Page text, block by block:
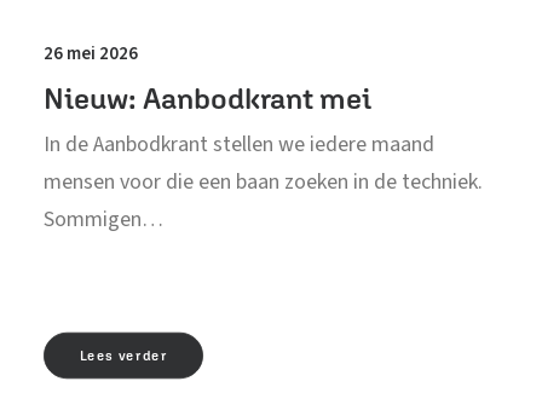
26 mei 2026
Nieuw: Aanbodkrant mei
In de Aanbodkrant stellen we iedere maand
mensen voor die een baan zoeken in de techniek.
Sommigen…
Lees verder